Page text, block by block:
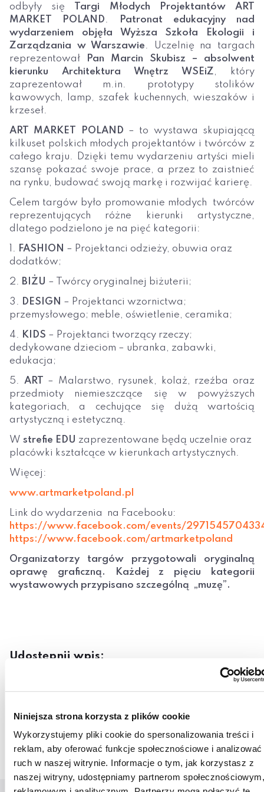
Niniejsza strona korzysta z plików cookie
Wykorzystujemy pliki cookie do spersonalizowania treści i
reklam, aby oferować funkcje społecznościowe i analizować
ruch w naszej witrynie. Informacje o tym, jak korzystasz z
naszej witryny, udostępniamy partnerom społecznościowym,
odbyły się
Targi Młodych Projektantów ART
MARKET POLAND.
Patronat edukacyjny nad
wydarzeniem objęła Wyższa Szkoła Ekologii i
Zarządzania w Warszawie. Uczelnię na targach
reprezentował
Pan Marcin Skubisz – absolwent
kierunku Architektura Wnętrz WSEiZ, który
zaprezentował m.in. prototypy stolików
kawowych, lamp, szafek kuchennych, wieszaków i
krzeseł.
ART MARKET POLAND – to wystawa skupiającą
kilkuset polskich młodych projektantów i twórców z
całego kraju. Dzięki temu wydarzeniu artyści mieli
szansę pokazać swoje prace, a przez to zaistnieć
na rynku, budować swoją markę i rozwijać karierę.
Celem targów było promowanie młodych twórców
reprezentujących różne kierunki artystyczne,
dlatego podzielono je na pięć kategorii:
1. FASHION – Projektanci odzieży, obuwia oraz
dodatków;
2. BIŻU – Twórcy oryginalnej biżuterii;
3. DESIGN – Projektanci wzornictwa;
przemysłowego; meble, oświetlenie, ceramika;
4. KIDS – Projektanci tworzący rzeczy;
dedykowane dzieciom – ubranka, zabawki,
edukacja;
5. ART
– Malarstwo, rysunek, kolaż, rzeźba oraz
przedmioty niemieszczące się w powyższych
kategoriach, a cechujące się dużą wartością
artystyczną i estetyczną.
W strefie EDU zaprezentowane będą uczelnie oraz
placówki kształcące w kierunkach artystycznych.
Więcej:
www.artmarketpoland.pl
Link do wydarzenia na Facebooku:
https://www.facebook.com/events/
https://www.facebook.com/artmarketpoland
Organizatorzy targów przygotowali oryginalną
oprawę graficzną. Każdej z pięciu kategorii
wystawowych przypisano szczególną „muzę”.
Udostępnij wpis:
TwitterLinkedInPinterestEmail